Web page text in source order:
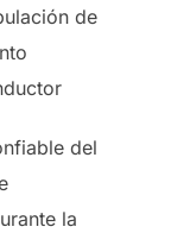
de
del
la